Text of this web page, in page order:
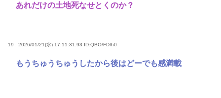
あれだけの土地死なせとくのか？
19 : 2026/01/21(水) 17:11:31.93 ID:QBO/FDfh0
もうちゅうちゅうしたから後はどーでも感満載